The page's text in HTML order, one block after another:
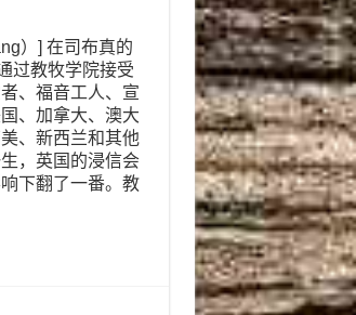
）] 在司布真的
过教牧学院接受
、福音工人、宣
、加拿大、澳大
、新西兰和其他
，英国的浸信会
下翻了一番。教